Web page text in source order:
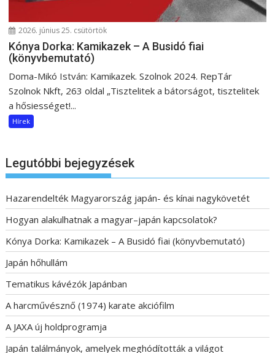
2026. június 25. csütörtök
Kónya Dorka: Kamikazek – A Busidó fiai
(könyvbemutató)
Doma-Mikó István: Kamikazek. Szolnok 2024. RepTár
Szolnok Nkft, 263 oldal „Tisztelitek a bátorságot, tisztelitek
a hősiességet!...
Hírek
Legutóbbi bejegyzések
Hazarendelték Magyarország japán- és kínai nagykövetét
Hogyan alakulhatnak a magyar–japán kapcsolatok?
Kónya Dorka: Kamikazek – A Busidó fiai (könyvbemutató)
Japán hőhullám
Tematikus kávézók Japánban
A harcművésznő (1974) karate akciófilm
A JAXA új holdprogramja
Japán találmányok, amelyek meghódították a világot